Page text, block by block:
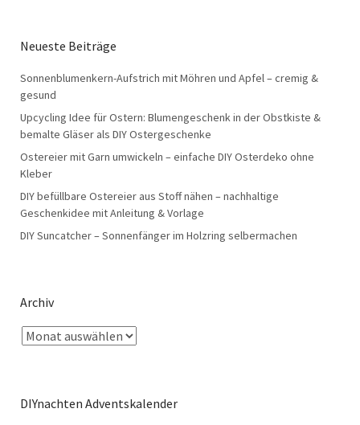
Neueste Beiträge
Sonnenblumenkern-Aufstrich mit Möhren und Apfel – cremig &
gesund
Upcycling Idee für Ostern: Blumengeschenk in der Obstkiste &
bemalte Gläser als DIY Ostergeschenke
Ostereier mit Garn umwickeln – einfache DIY Osterdeko ohne
Kleber
DIY befüllbare Ostereier aus Stoff nähen – nachhaltige
Geschenkidee mit Anleitung & Vorlage
DIY Suncatcher – Sonnenfänger im Holzring selbermachen
Archiv
DIYnachten Adventskalender